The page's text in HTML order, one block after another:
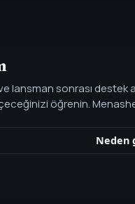
lansman sonrası destek
öğrenin.
Neden